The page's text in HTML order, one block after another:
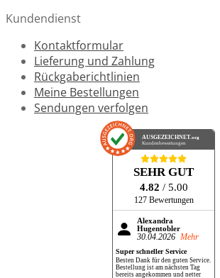
Kundendienst
Kontaktformular
Lieferung und Zahlung
Rückgaberichtlinien
Meine Bestellungen
Sendungen verfolgen
AUSGEZEICHNET.org
Kundenbewertungen
SEHR GUT
4.82 / 5.00
127 Bewertungen
Alexandra
Hugentobler
30.04.2026 Mehr
Super schneller Service
Besten Dank für den guten Service.
Bestellung ist am nächsten Tag
bereits angekommen und netter